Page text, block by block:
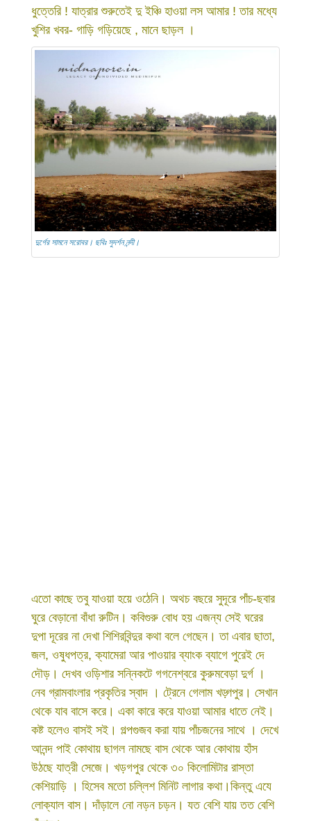
ধুত্তেরি ! যাত্রার শুরুতেই দু ইঞ্চি হাওয়া লস আমার ! তার মধ্যে
খুশির খবর- গাড়ি গড়িয়েছে , মানে ছাড়ল ।
দুর্গের সামনে সরোবর। ছবিঃ সুদর্শন নন্দী।
এতো কাছে তবু যাওয়া হয়ে ওঠেনি। অথচ বছরে সুদূরে পাঁচ-ছবার
ঘুরে বেড়ানো বাঁধা রুটিন। কবিগুরু বোধ হয় এজন্য সেই ঘরের
দুপা দূরের না দেখা শিশিরবিন্দুর কথা বলে গেছেন। তা এবার ছাতা,
জল, ওষুধপত্র, ক্যামেরা আর পাওয়ার ব্যাংক ব্যাগে পুরেই দে
দৌড়। দেখব ওড়িশার সন্নিকটে গগনেশ্বরে কুরুমবেড়া দুর্গ ।
নেব গ্রামবাংলার প্রকৃতির স্বাদ । ট্রেনে গেলাম খড়্গপুর। সেখান
থেকে যাব বাসে করে। একা কারে করে যাওয়া আমার ধাতে নেই।
কষ্ট হলেও বাসই সই। গল্পগুজব করা যায় পাঁচজনের সাথে । দেখে
আনন্দ পাই কোথায় ছাগল নামছে বাস থেকে আর কোথায় হাঁস
উঠছে যাত্রী সেজে। খড়গপুর থেকে ৩০ কিলোমিটার রাস্তা
কেশিয়াড়ি । হিসেব মতো চল্লিশ মিনিট লাগার কথা।কিন্তু এযে
লোক্যাল বাস। দাঁড়ালে নো নড়ন চড়ন। যত বেশি যায় তত বেশি